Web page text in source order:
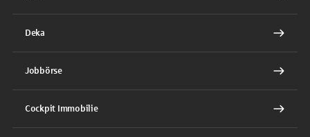
Deka
Jobbörse
Cockpit Immobilie